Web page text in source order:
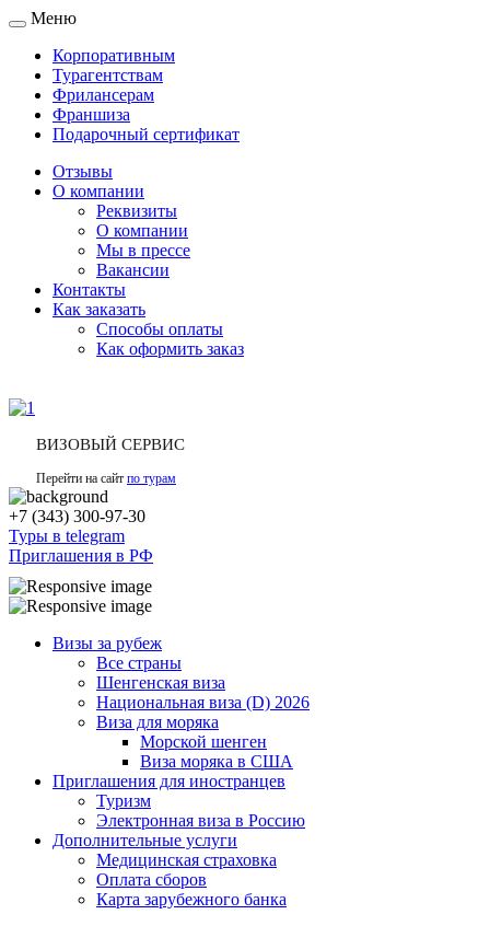
Toggle
navigation
Меню
Корпоративным
Турагентствам
Фрилансерам
Франшиза
Подарочный сертификат
Отзывы
О компании
Реквизиты
О компании
Мы в прессе
Вакансии
Контакты
Как заказать
Способы оплаты
Как оформить заказ
ВИЗОВЫЙ СЕРВИС
Перейти на сайт по турам
+7 (343) 300-97-30
Туры в telegram
Приглашения в РФ
Визы за рубеж
Все страны
Шенгенская виза
Национальная виза (D) 2026
Виза для моряка
Морской шенген
Виза моряка в США
Приглашения для иностранцев
Туризм
Электронная виза в Россию
Дополнительные услуги
Медицинская страховка
Оплата сборов
Карта зарубежного банка